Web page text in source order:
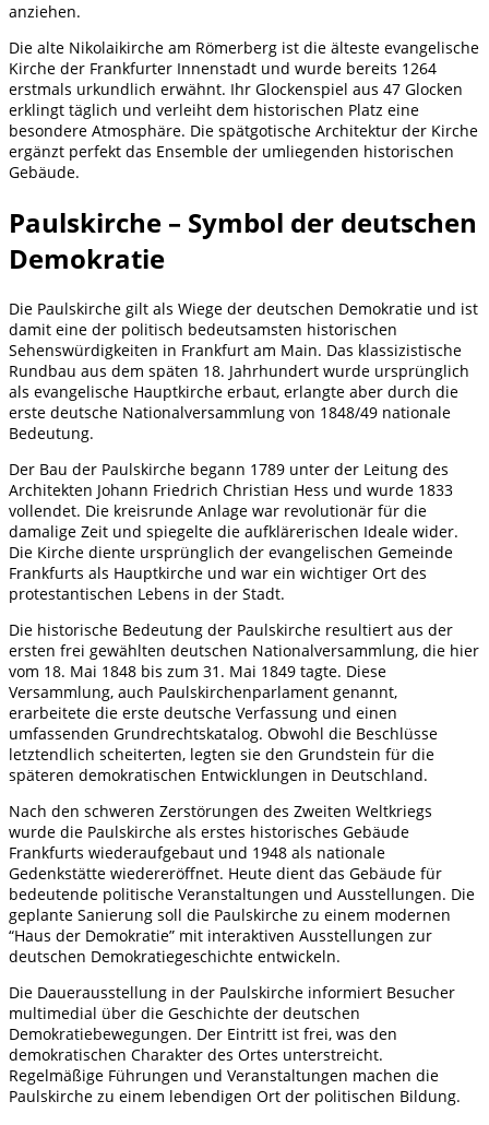
anziehen.
Die alte Nikolaikirche am Römerberg ist die älteste evangelische
Kirche der Frankfurter Innenstadt und wurde bereits 1264
erstmals urkundlich erwähnt. Ihr Glockenspiel aus 47 Glocken
erklingt täglich und verleiht dem historischen Platz eine
besondere Atmosphäre. Die spätgotische Architektur der Kirche
ergänzt perfekt das Ensemble der umliegenden historischen
Gebäude.
Paulskirche – Symbol der deutschen
Demokratie
Die Paulskirche gilt als Wiege der deutschen Demokratie und ist
damit eine der politisch bedeutsamsten historischen
Sehenswürdigkeiten in Frankfurt am Main. Das klassizistische
Rundbau aus dem späten 18. Jahrhundert wurde ursprünglich
als evangelische Hauptkirche erbaut, erlangte aber durch die
erste deutsche Nationalversammlung von 1848/49 nationale
Bedeutung.
Der Bau der Paulskirche begann 1789 unter der Leitung des
Architekten Johann Friedrich Christian Hess und wurde 1833
vollendet. Die kreisrunde Anlage war revolutionär für die
damalige Zeit und spiegelte die aufklärerischen Ideale wider.
Die Kirche diente ursprünglich der evangelischen Gemeinde
Frankfurts als Hauptkirche und war ein wichtiger Ort des
protestantischen Lebens in der Stadt.
Die historische Bedeutung der Paulskirche resultiert aus der
ersten frei gewählten deutschen Nationalversammlung, die hier
vom 18. Mai 1848 bis zum 31. Mai 1849 tagte. Diese
Versammlung, auch Paulskirchenparlament genannt,
erarbeitete die erste deutsche Verfassung und einen
umfassenden Grundrechtskatalog. Obwohl die Beschlüsse
letztendlich scheiterten, legten sie den Grundstein für die
späteren demokratischen Entwicklungen in Deutschland.
Nach den schweren Zerstörungen des Zweiten Weltkriegs
wurde die Paulskirche als erstes historisches Gebäude
Frankfurts wiederaufgebaut und 1948 als nationale
Gedenkstätte wiedereröffnet. Heute dient das Gebäude für
bedeutende politische Veranstaltungen und Ausstellungen. Die
geplante Sanierung soll die Paulskirche zu einem modernen
“Haus der Demokratie” mit interaktiven Ausstellungen zur
deutschen Demokratiegeschichte entwickeln.
Die Dauerausstellung in der Paulskirche informiert Besucher
multimedial über die Geschichte der deutschen
Demokratiebewegungen. Der Eintritt ist frei, was den
demokratischen Charakter des Ortes unterstreicht.
Regelmäßige Führungen und Veranstaltungen machen die
Paulskirche zu einem lebendigen Ort der politischen Bildung.